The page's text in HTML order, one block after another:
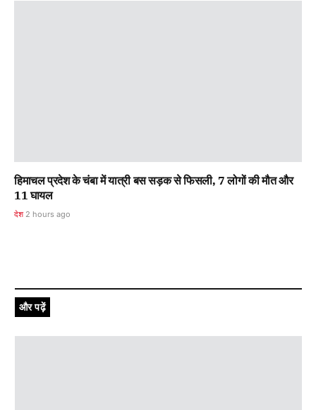
हिमाचल प्रदेश के चंबा में यात्री बस सड़क से फिसली, 7 लोगों की मौत और
11 घायल
देश 2 hours ago
और पढ़ें